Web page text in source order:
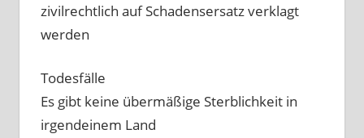
zivilrechtlich auf Schadensersatz verklagt
werden
Todesfälle
Es gibt keine übermäßige Sterblichkeit in
irgendeinem Land